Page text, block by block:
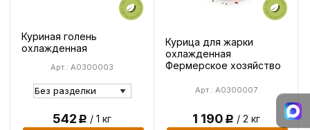
Куриная голень
охлажденная
Арт.: A0300003
542Р / 1 кг
Курица для жарки
охлажденная
Фермерское хозяйство
Арт.: A0300007
1 190Р / 2 кг